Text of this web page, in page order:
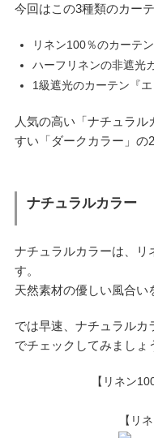
今回はこの3種類のカー
リネン100％のカーテ
ハーフリネンの非遮光
1級遮光のカーテン『エ
人気の高い「ナチュラ
すい「ダークカラー」の
ナチュラルカラー
ナチュラルカラーは、リ
す。
天然素材の優しい風合い
では早速、ナチュラル
でチェックしてみましょ
【リネン
【リ